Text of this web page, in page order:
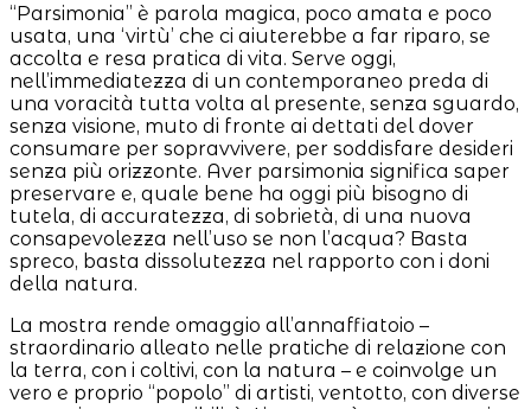
“Parsimonia” è parola magica, poco amata e poco
usata, una ‘virtù’ che ci aiuterebbe a far riparo, se
accolta e resa pratica di vita. Serve oggi,
nell’immediatezza di un contemporaneo preda di
una voracità tutta volta al presente, senza sguardo,
senza visione, muto di fronte ai dettati del dover
consumare per sopravvivere, per soddisfare desideri
senza più orizzonte. Aver parsimonia significa saper
preservare e, quale bene ha oggi più bisogno di
tutela, di accuratezza, di sobrietà, di una nuova
consapevolezza nell’uso se non l’acqua? Basta
spreco, basta dissolutezza nel rapporto con i doni
della natura.
La mostra rende omaggio all’annaffiatoio –
straordinario alleato nelle pratiche di relazione con
la terra, con i coltivi, con la natura – e coinvolge un
vero e proprio “popolo” di artisti, ventotto, con diverse